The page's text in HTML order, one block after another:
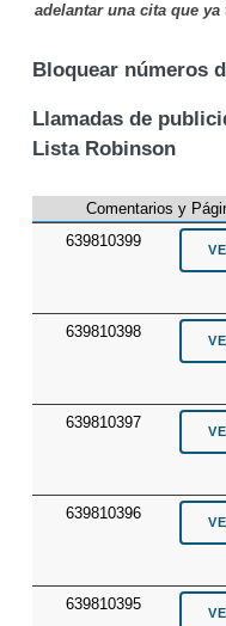
adelantar una cita que
Bloquear números
Llamadas de
Lista Robinson
Comentarios y
639810399
639810398
639810397
639810396
639810395